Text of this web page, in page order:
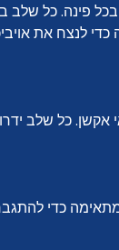
פינה. כל שלב
לנצח את
כל שלב
כדי